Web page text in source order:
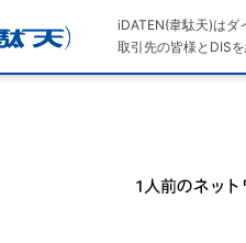
iDATEN(韋駄天)はダ
取引先の皆様とDIS